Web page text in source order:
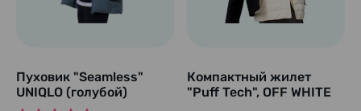
Пуховик "Seamless"
UNIQLO (голубой)
Компактный жилет
"Puff Tech", OFF WHITE